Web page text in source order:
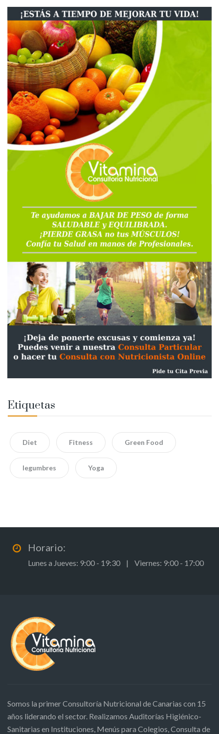
Etiquetas
Diet Fitness Green Food
legumbres Yoga
Horario:
Lunes a Jueves: 9:00 - 19:30 | Viernes: 9:00 - 17:00
Somos la primer Consultoría Nutricional de Canarias con 15
años liderando el sector. Realizamos Auditorías Higiénico-
Sanitarias en Instituciones, Menús para Colegios, Consulta de